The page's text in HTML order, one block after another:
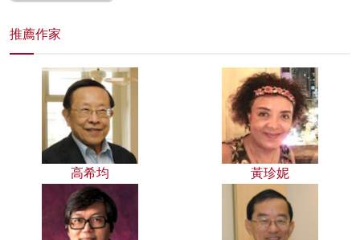
推薦作家
高希均 黃珍妮